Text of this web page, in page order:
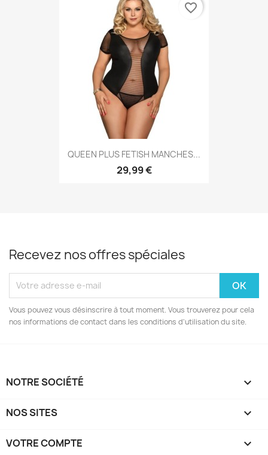
QUEEN PLUS FETISH MANCHES...
29,99 €
favorite_border
Recevez nos offres spéciales
Vous pouvez vous désinscrire à tout moment. Vous trouverez pour cela
nos informations de contact dans les conditions d'utilisation du site.
NOTRE SOCIÉTÉ 
NOS SITES 
VOTRE COMPTE 